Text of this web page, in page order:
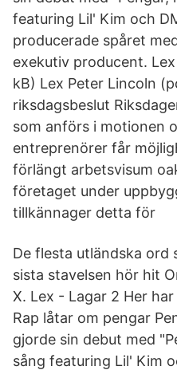
featuring Lil' Kim och
producerade spåret
exekutiv producent.
kB) Lex Peter Lincoln
riksdagsbeslut
som anförs i motionen
entreprenörer får
förlängt arbetsvisum
företaget under
tillkännager detta för
De flesta utländska ord
sista stavelsen hör hit
X. Lex - Lagar 2 Her
Rap låtar om pengar
gjorde sin debut med
sång featuring Lil' Kim